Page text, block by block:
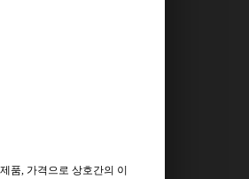
품, 가격으로 상호간의 이